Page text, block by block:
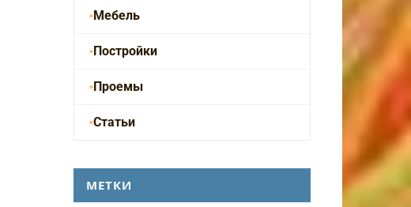
Мебель
Постройки
Проемы
Статьи
МЕТКИ